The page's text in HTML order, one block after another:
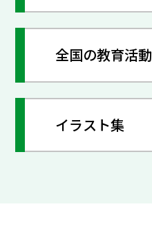
全国の教育活動
イラスト集